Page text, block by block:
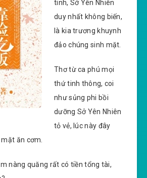
tinh, Sở Yên Nhiên
duy nhất không biến,
là kia trương khuynh
đảo chúng sinh mặt.
Thơ từ ca phú mọi
thứ tinh thông, coi
như sủng phi bồi
dưỡng Sở Yên Nhiên
tỏ vẻ, lúc này đây
ăn cơm.
nàng quăng rất có tiền tổng tài,